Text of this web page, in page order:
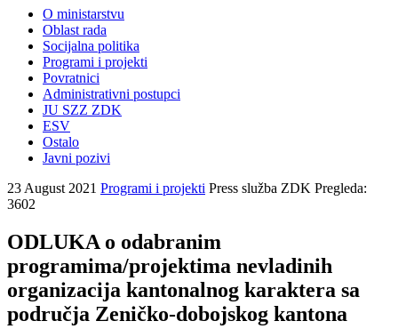
O ministarstvu
Oblast rada
Socijalna politika
Programi i projekti
Povratnici
Administrativni postupci
JU SZZ ZDK
ESV
Ostalo
Javni pozivi
23 August 2021 Programi i projekti Press služba ZDK Pregleda:
3602
ODLUKA o odabranim
programima/projektima nevladinih
organizacija kantonalnog karaktera sa
područja Zeničko-dobojskog kantona